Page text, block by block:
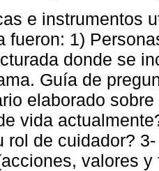
e instrumentos
fueron: 1)
donde se
Guía de
elaborado
vida
rol de cuidador?
valores